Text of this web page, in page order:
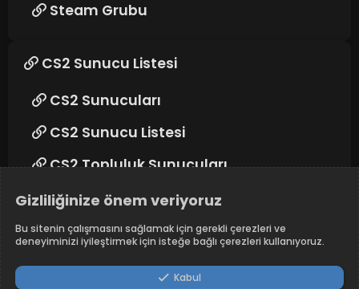
Steam Grubu
CS2 Sunucu Listesi
CS2 Sunucuları
CS2 Sunucu Listesi
CS2 Topluluk Sunucuları
Gizliliğinize önem veriyoruz
Bu sitenin çalışmasını sağlamak için gerekli çerezleri ve
deneyiminizi iyileştirmek için isteğe bağlı çerezleri kullanıyoruz.
Kabul